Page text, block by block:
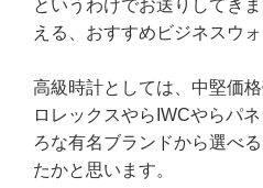
というわけでお送りしてき
える、おすすめビジネスウォ
高級時計としては、中堅価
ロレックスやらIWCやらパ
ろな有名ブランドから選べ
たかと思います。